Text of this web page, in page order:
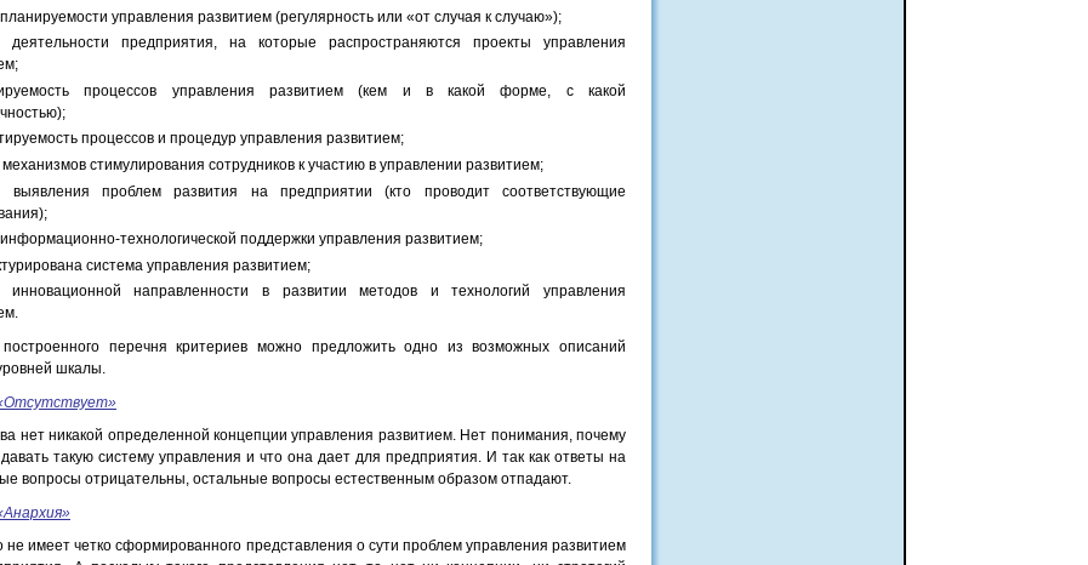
управления развитием (регулярность или «от случая к случаю»);
деятельности предприятия, на которые распространяются проекты управления
процессов управления развитием (кем и в какой форме, с какой
процессов и процедур управления развитием;
стимулирования сотрудников к участию в управлении развитием;
выявления проблем развития на предприятии (кто проводит соответствующие
технологической поддержки управления развитием;
система управления развитием;
инновационной направленности в развитии методов и технологий управления
перечня критериев можно предложить одно из возможных описаний
шкалы.
нет никакой определенной концепции управления развитием. Нет понимания, почему
такую систему управления и что она дает для предприятия. И так как ответы на
вопросы отрицательны, остальные вопросы естественным образом отпадают.
не имеет четко сформированного представления о сути проблем управления развитием